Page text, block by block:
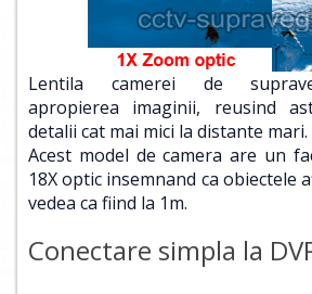
Lentila camerei de
apropierea imaginii, reusind
detalii cat mai mici la distante mari.
Acest model de camera are un
18X optic insemnand ca obiectele
vedea ca fiind la 1m.
Conectare simpla la